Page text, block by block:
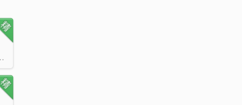
的末日？ 但…… 当李求仙自…